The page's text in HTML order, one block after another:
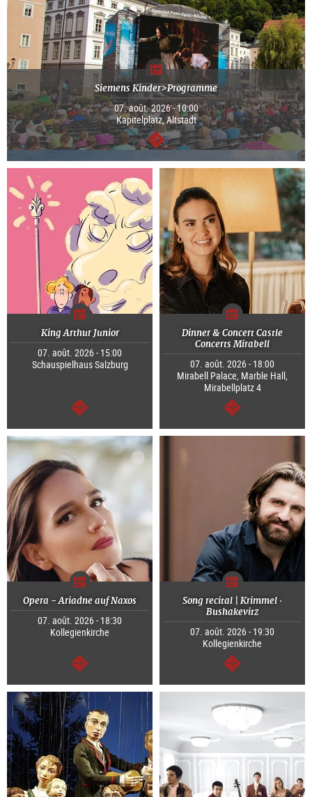
Siemens Kinder>Programme
07. août. 2026 - 10:00
Kapitelplatz, Altstadt
Continuer
King Arthur Junior
07. août. 2026 - 15:00
Schauspielhaus Salzburg
Continuer
Dinner & Concert Castle
Concerts Mirabell
07. août. 2026 - 18:00
Mirabell Palace, Marble Hall,
Mirabellplatz 4
Continuer
Opera - Ariadne auf Naxos
07. août. 2026 - 18:30
Kollegienkirche
Continuer
Song recital | Krimmel ·
Bushakevitz
07. août. 2026 - 19:30
Kollegienkirche
Continuer